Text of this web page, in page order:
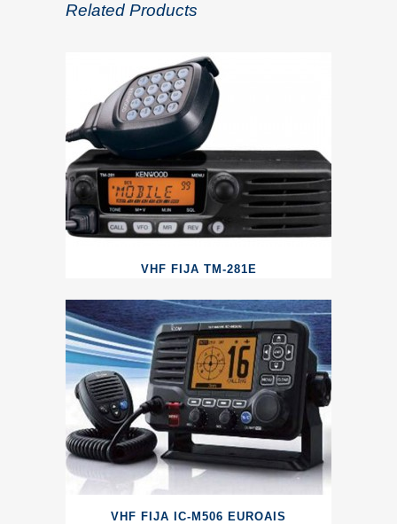
Related Products
VHF FIJA TM-281E
VHF FIJA IC-M506 EUROAIS